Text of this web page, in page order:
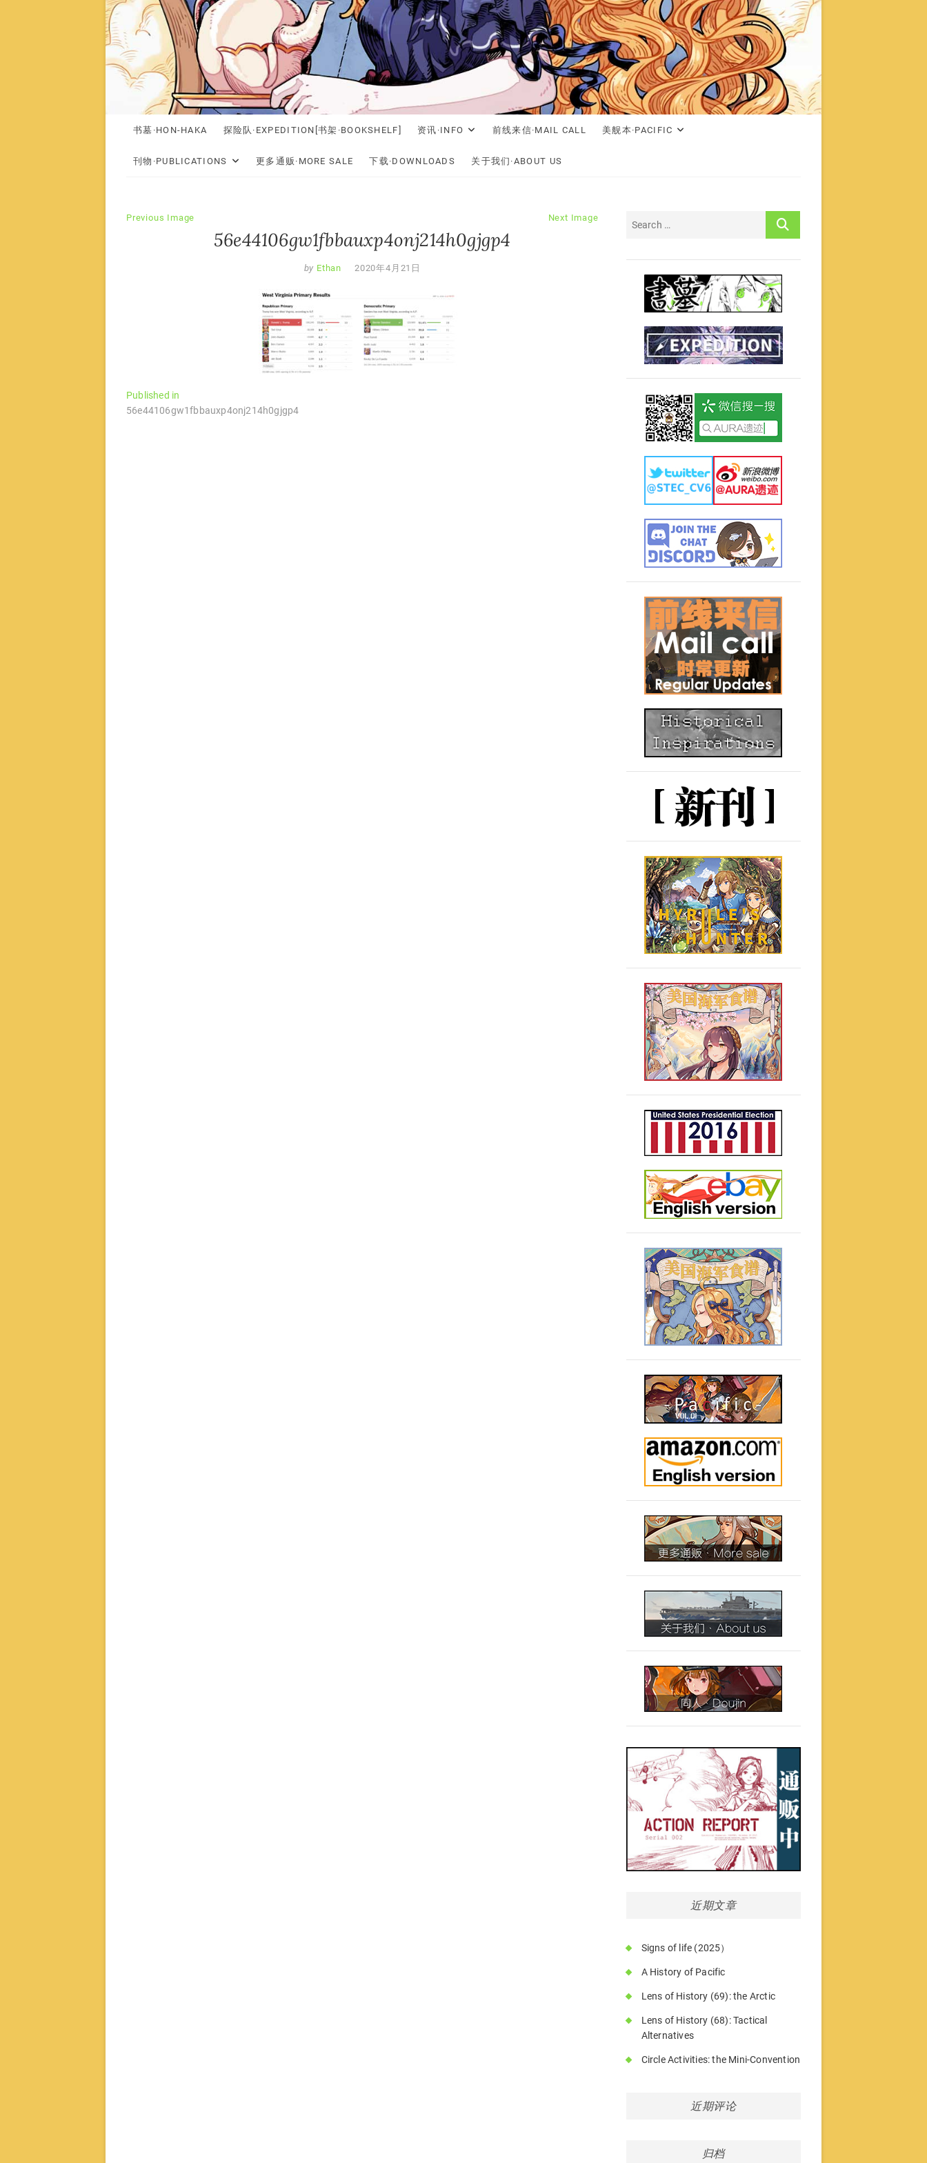
书墓·HON-HAKA 探险队·EXPEDITION[书架·BOOKSHELF] 资讯·INFO 前线来信·MAIL CALL 美舰本·PACIFIC
刊物·PUBLICATIONS 更多通贩·MORE SALE 下载·DOWNLOADS 关于我们·ABOUT US
Previous Image Next Image
56e44106gw1fbbauxp4onj214h0gjgp4
by Ethan 2020年4月21日
文
章
Published in
56e44106gw1fbbauxp4onj214h0gjgp4
近期文章
Signs of life (2025）
A History of Pacific
Lens of History (69): the Arctic
Lens of History (68): Tactical
Alternatives
Circle Activities: the Mini-Convention
近期评论
归档